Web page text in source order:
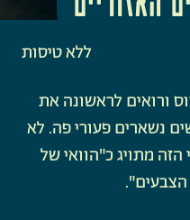
ללא טיסות
ורואים לראשונה את
נשארים פעורי פה. לא
מתויג כ"הוואי של
הצבעים".